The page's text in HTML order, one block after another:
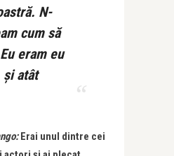
N-
cum să
eram eu
și atât
Erai unul dintre cei